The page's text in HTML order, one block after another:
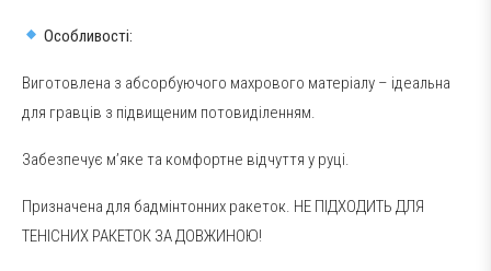
Особливості:
Виготовлена з абсорбуючого махрового матеріалу – ідеальна
для гравців з підвищеним потовиділенням.
Забезпечує м’яке та комфортне відчуття у руці.
Призначена для бадмінтонних ракеток. НЕ ПІДХОДИТЬ ДЛЯ
ТЕНІСНИХ РАКЕТОК ЗА ДОВЖИНОЮ!